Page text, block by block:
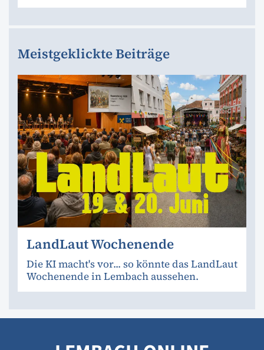
Meistgeklickte Beiträge
LandLaut Wochenende
Die KI macht's vor... so könnte das LandLaut
Wochenende in Lembach aussehen.